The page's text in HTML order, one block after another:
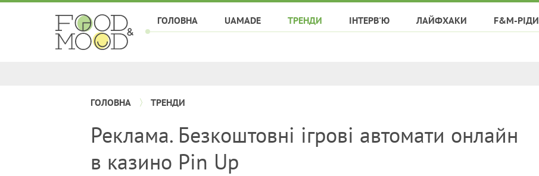
ГОЛОВНА UAMADE ТРЕНДИ ІНТЕРВ'Ю ЛАЙФХАКИ F&M-РІДИ
ГОЛОВНА ТРЕНДИ
Реклама. Безкоштовні ігрові автомати онлайн
в казино Pin Up